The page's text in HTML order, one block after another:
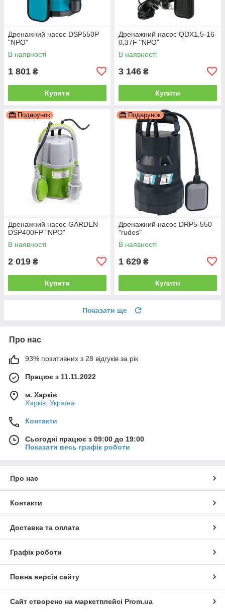
Дренажний насос DSP550P
"NPO"
В наявності
1 801 ₴
Купити
Дренажний насос QDX1,5-16-
0,37F "NPO"
В наявності
3 146 ₴
Купити
Подарунок
Дренажний насос GARDEN-
DSP400FP "NPO"
В наявності
2 019 ₴
Купити
Подарунок
Дренажний насос DRP5-550
"rudes"
В наявності
1 629 ₴
Купити
Показати ще
Про нас
93% позитивних з 28 відгуків за рік
Працює з 11.11.2022
м. Харків
Харків, Україна
Контакти
Сьогодні працює з 09:00 до 19:00
Показати весь графік роботи
Про нас
Контакти
Доставка та оплата
Графік роботи
Повна версія сайту
Сайт створено на маркетплейсі Prom.ua